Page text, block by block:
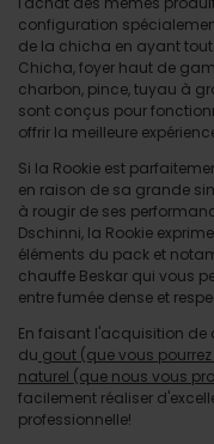
configuration
de la chicha en ayant
Chicha, foyer haut de
charbon, pince, tuyau à
sont conçus pour
offrir la meilleure
Si la Rookie est
en raison de sa grande
à rougir de ses
Dschinni, la Rookie
éléments du pack et
chauffe Beskar qui vous
entre fumée dense et
En faisant l'acquisition de
du gout (que vous
naturel (que nous vous
facilement réaliser
professionnelle!